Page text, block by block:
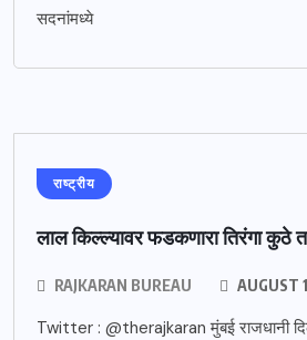
सदनांमध्ये
राष्ट्रीय
लाल किल्ल्यावर फडकणारा तिरंगा कुठे
RAJKARAN BUREAU AUGUST
Twitter : @therajkaran मुंबई राजधानी